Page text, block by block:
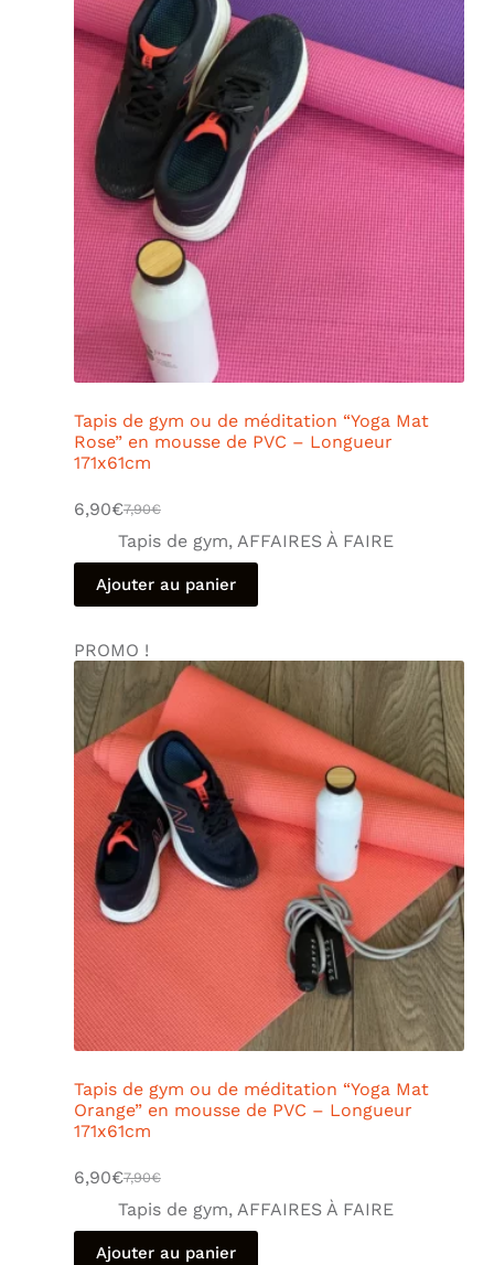
Tapis de gym ou de méditation “Yoga Mat
Rose” en mousse de PVC – Longueur
171x61cm
7,90€
6,90€
Tapis de gym, AFFAIRES À FAIRE
Ajouter au panier
PROMO !
Tapis de gym ou de méditation “Yoga Mat
Orange” en mousse de PVC – Longueur
171x61cm
7,90€
6,90€
Tapis de gym, AFFAIRES À FAIRE
Ajouter au panier